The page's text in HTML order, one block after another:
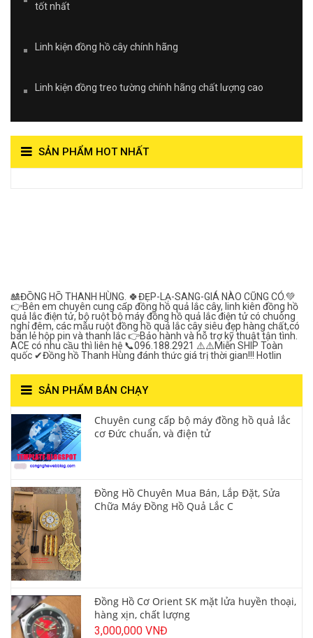
tốt nhất
Linh kiện đồng hồ cây chính hãng
Linh kiện đồng treo tường chính hãng chất lượng cao
SẢN PHẨM HOT NHẤT
🎎ĐỒNG HỒ THANH HÙNG. 🍀ĐẸP-LẠ-SANG-GIÁ NÀO CŨNG CÓ.💚
👉Bên em chuyên cung cấp đồng hồ quả lắc cây, linh kiên đồng hồ
quả lắc điện tử, bộ ruột bộ máy đồng hồ quả lắc điện tử có chuông
nghỉ đêm, các mẫu ruột đồng hồ quả lắc cây siêu đẹp hàng chất,có
bán lẻ hộp pin và thanh lắc 👉Bảo hành và hỗ trợ kỹ thuật tận tình.
ACE có nhu cầu thì liên hệ 📞096.188.2921 ⚠️⚠️Miễn SHIP Toàn
quốc ✔Đồng hồ Thanh Hùng đánh thức giá trị thời gian!!! Hotlin
SẢN PHẨM BÁN CHẠY
Chuyên cung cấp bộ máy đồng hồ quả lắc
cơ Đức chuẩn, và điện tử
Đồng Hồ Chuyên Mua Bán, Lắp Đặt, Sửa
Chữa Máy Đồng Hồ Quả Lắc C
Đồng Hồ Cơ Orient SK mặt lửa huyền thoại,
hàng xịn, chất lượng
3,000,000 VNĐ